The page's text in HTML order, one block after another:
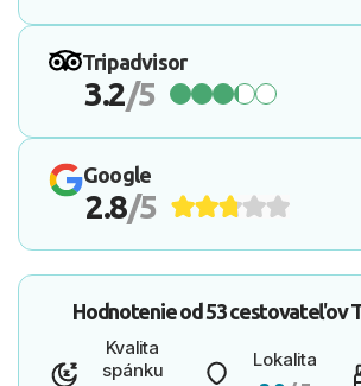
Tripadvisor
3.2/5
Google
2.8/5
Hodnotenie od 53 cestovateľov
Kvalita
spánku
Lokalita